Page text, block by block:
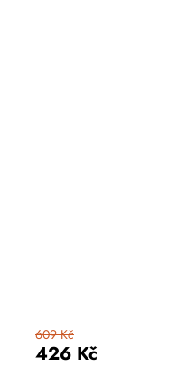
426 Kč
609 Kč